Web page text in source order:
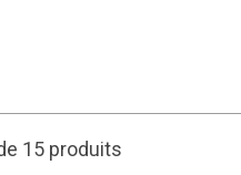
15 produits